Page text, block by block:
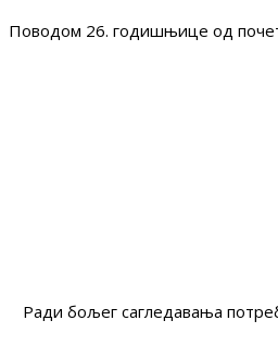
Поводом 26. годишњице од
Ради бољег сагледавања